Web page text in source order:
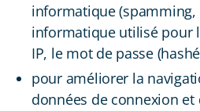
informatique
informatique utilisé pour
IP, le mot de passe
pour améliorer la
données de connexion et